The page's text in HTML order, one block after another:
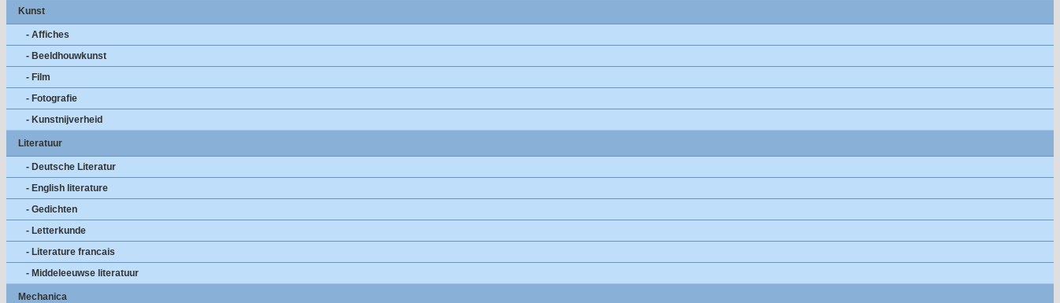
Kunst
- Affiches
- Beeldhouwkunst
- Film
- Fotografie
- Kunstnijverheid
Literatuur
- Deutsche Literatur
- English literature
- Gedichten
- Letterkunde
- Literature francais
- Middeleeuwse literatuur
Mechanica